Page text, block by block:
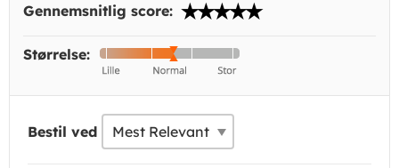
Gennemsnitlig score:
Størrelse:
Bestil ved